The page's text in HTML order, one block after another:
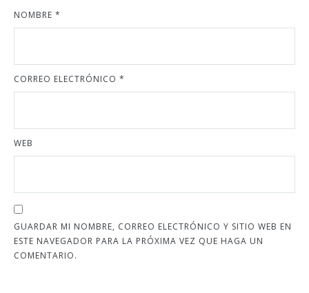
NOMBRE *
CORREO ELECTRÓNICO *
WEB
GUARDAR MI NOMBRE, CORREO ELECTRÓNICO Y SITIO WEB EN
ESTE NAVEGADOR PARA LA PRÓXIMA VEZ QUE HAGA UN
COMENTARIO.